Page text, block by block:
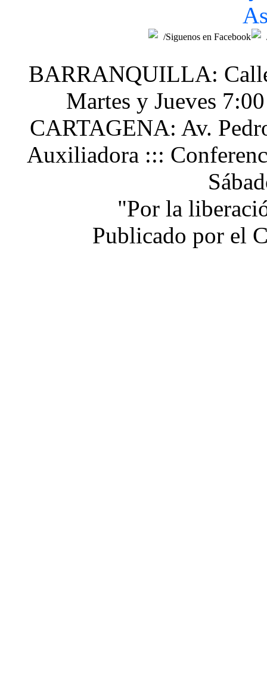
/Siguenos en Facebook
BARRANQUILLA:
Martes y Jueves
CARTAGENA: Av.
Auxiliadora :::
"Por la
Publicado por el